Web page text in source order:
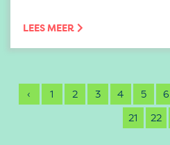
LEES MEER
‹ 1 2 3 4 5 6
21 22